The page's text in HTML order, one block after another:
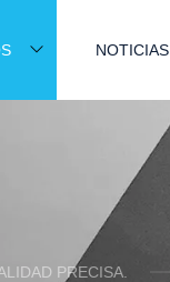
NOTICIAS
PRECISA.